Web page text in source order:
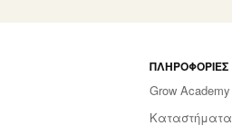
ΠΛΗΡΟΦΟΡΊΕΣ
Grow Academy
Καταστήματα